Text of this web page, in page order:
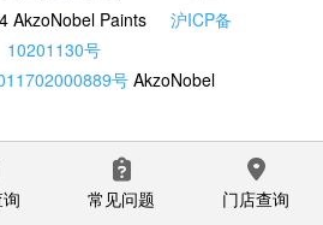
AkzoNobel Paints沪ICP备
10201130号
号 AkzoNobel
常见问题 门店查询